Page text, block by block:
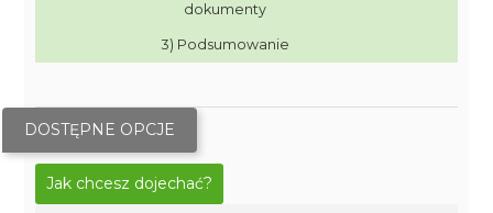
dokumenty
3) Podsumowanie
DOSTĘPNE OPCJE
Jak chcesz dojechać?